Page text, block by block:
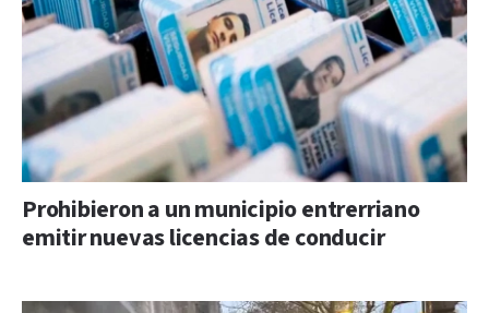
Prohibieron a un municipio entrerriano
emitir nuevas licencias de conducir